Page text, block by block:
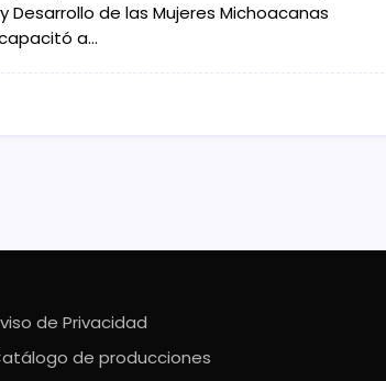
Desarrollo de las Mujeres Michoacanas
a…
de Privacidad
de producciones